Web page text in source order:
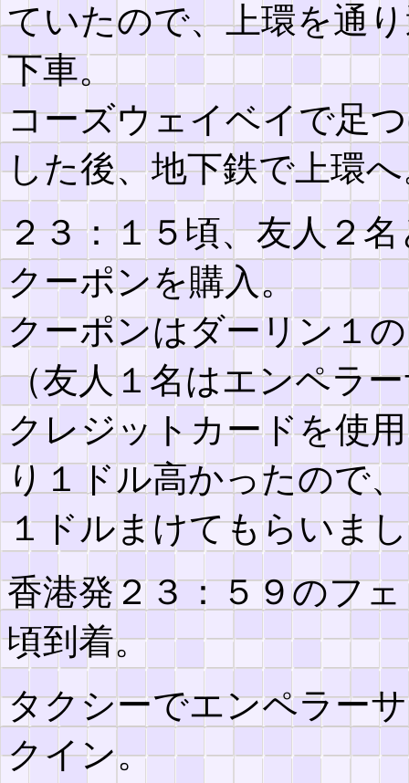
ていたので、上環を通
下車。
コーズウェイベイで足
した後、地下鉄で上環
２３：１５頃、友人２
クーポンを購入。
クーポンはダーリン１
（友人１名はエンペラ
クレジットカードを使
り１ドル高かったので、
１ドルまけてもらいま
香港発２３：５９のフ
頃到着。
タクシーでエンペラー
クイン。